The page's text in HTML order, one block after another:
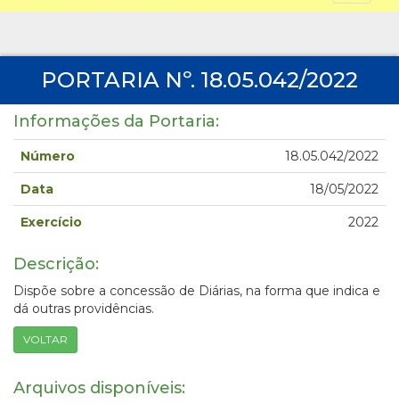
PORTARIA Nº. 18.05.042/2022
Informações da Portaria:
Número 18.05.042/2022
Data 18/05/2022
Exercício 2022
Descrição:
Dispõe sobre a concessão de Diárias, na forma que indica e
dá outras providências.
VOLTAR
Arquivos disponíveis: